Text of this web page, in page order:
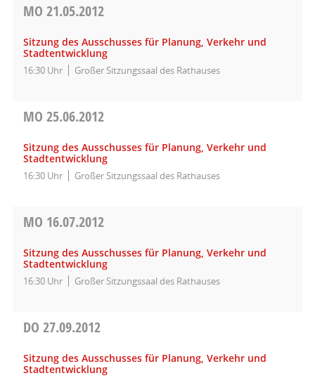
MO 21.05.2012
Sitzung des Ausschusses für Planung, Verkehr und
Stadtentwicklung
16:30 Uhr Großer Sitzungssaal des Rathauses
MO 25.06.2012
Sitzung des Ausschusses für Planung, Verkehr und
Stadtentwicklung
16:30 Uhr Großer Sitzungssaal des Rathauses
MO 16.07.2012
Sitzung des Ausschusses für Planung, Verkehr und
Stadtentwicklung
16:30 Uhr Großer Sitzungssaal des Rathauses
DO 27.09.2012
Sitzung des Ausschusses für Planung, Verkehr und
Stadtentwicklung